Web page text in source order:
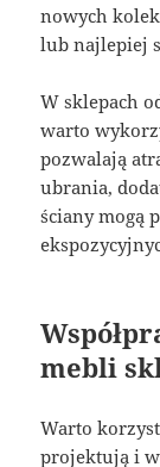
nowych
lub najlepiej
W sklepach
warto
pozwalają
ubrania,
ściany mogą
mebli
Warto
projektują i